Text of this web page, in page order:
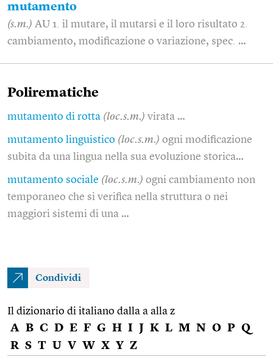
mutamento
(s.m.) AU 1. il mutare, il mutarsi e il loro risultato 2.
cambiamento, modificazione o variazione, spec. …
Polirematiche
mutamento di rotta (loc.s.m.) virata …
mutamento linguistico (loc.s.m.) ogni modificazione
subita da una lingua nella sua evoluzione storica…
mutamento sociale (loc.s.m.) ogni cambiamento non
temporaneo che si verifica nella struttura o nei
maggiori sistemi di una …
Condividi
Il dizionario di italiano dalla a alla z
A B C D E F G H I J K L M N O P Q
R S T U V W X Y Z